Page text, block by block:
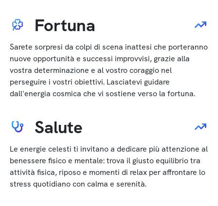
Fortuna
Sarete sorpresi da colpi di scena inattesi che porteranno
nuove opportunità e successi improvvisi, grazie alla
vostra determinazione e al vostro coraggio nel
perseguire i vostri obiettivi. Lasciatevi guidare
dall'energia cosmica che vi sostiene verso la fortuna.
Salute
Le energie celesti ti invitano a dedicare più attenzione al
benessere fisico e mentale: trova il giusto equilibrio tra
attività fisica, riposo e momenti di relax per affrontare lo
stress quotidiano con calma e serenità.